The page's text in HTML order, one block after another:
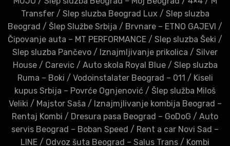
Transfer/ Slep sluzba Beograd Lux / Slep sluzba
Beograd / Šlep Službe Srbija / Brvnare – ETNO GAJEVI /
Čipovanje auta – MT PERFORMANCE / Slep sluzba Šeki /
Slep sluzba Pančevo / Iznajmljivanje prikolica / Silver
House/ Carevic/ Auto skola Royal Blue/ Slep sluzba
Ruma – Boki / Vodoinstalater Beograd – 011 / Kiseli
kupus Srbija – Povrće Ognjenović / Šlep služba Miloš
Veliki / Majstor Saša / Iznajmjlivanje kombija Beograd –
Rentaj Kombi / Dresura pasa Beograd – GoDoG / Auto
servis Beograd – Boban Speed / Rent a car Novi Sad –
LINE / Odvoz šuta Beograd – Salus Trans / Kombi